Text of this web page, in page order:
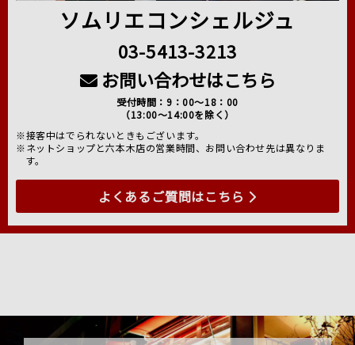
ソムリエコンシェルジュ
03-5413-3213
お問い合わせはこちら
受付時間：9：00～18：00
（13:00～14:00を除く）
※接客中はでられないときもございます。
※ネットショップと六本木店の営業時間、お問い合わせ先は異なりま
す。
よくあるご質問はこちら